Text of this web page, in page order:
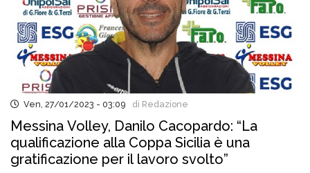
Ven, 27/01/2023 - 03:09 di Redazione
Messina Volley, Danilo Cacopardo: “La
qualificazione alla Coppa Sicilia è una
gratificazione per il lavoro svolto”